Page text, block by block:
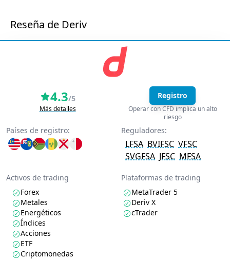
Reseña de Deriv
4.3/5
Más detalles
Registro
Operar con CFD implica un alto
riesgo
Países de registro: Reguladores:
LFSA BVIFSC VFSC
SVGFSA JFSC MFSA
Activos de trading
Forex
Metales
Energéticos
Índices
Acciones
ETF
Criptomonedas
Plataformas de trading
MetaTrader 5
Deriv X
cTrader